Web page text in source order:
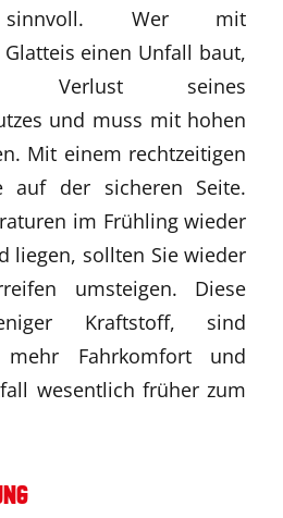
sinnvoll. Wer mit
einen Unfall baut,
Verlust seines
und muss mit hohen
Mit einem rechtzeitigen
auf der sicheren Seite.
im Frühling wieder
liegen, sollten Sie wieder
umsteigen. Diese
Kraftstoff, sind
Fahrkomfort und
wesentlich früher zum